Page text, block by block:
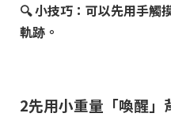
🔍小技巧：可以先用手觸
軌跡。
2️先用小重量「喚醒」